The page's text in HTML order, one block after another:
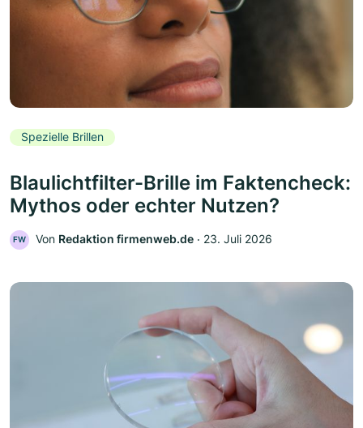
Spezielle Brillen
Blaulichtfilter-Brille im Faktencheck:
Mythos oder echter Nutzen?
FW Von Redaktion firmenweb.de ‧ 23. Juli 2026